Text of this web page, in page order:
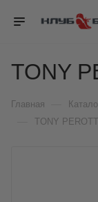
TONY
Главная
TONY PEROTTI